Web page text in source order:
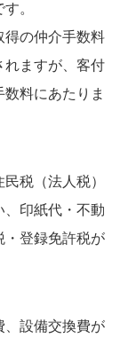
。
得の仲介手数料
れますが、客付
料にあたりま
税（法人税）
、印紙代・不動
・登録免許税が
、設備交換費が